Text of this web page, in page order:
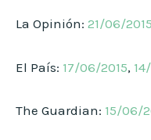
La Opinión: 21/06/2015
El País: 17/06/2015,
The Guardian: 15/06/